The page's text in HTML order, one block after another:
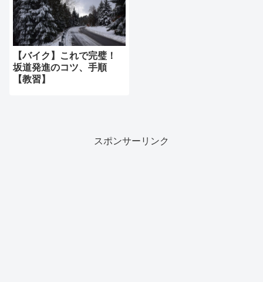
【バイク】これで完璧！
坂道発進のコツ、手順
【教習】
スポンサーリンク